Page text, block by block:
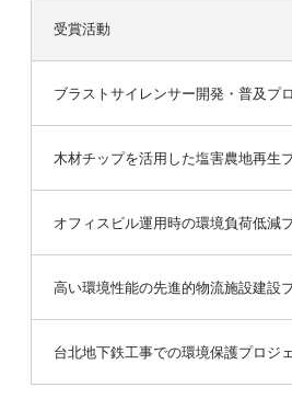
受賞活動
ブラストサイレンサー開発・普及プ
木材チップを活用した塩害農地再生
オフィスビル運用時の環境負荷低減
高い環境性能の先進的物流施設建設
台北地下鉄工事での環境保護プロジ